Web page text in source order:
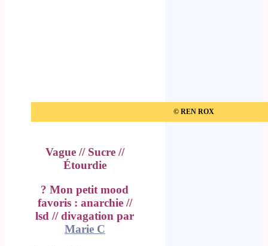
© REN ROX
Vague // Sucre //
Étourdie
? Mon petit mood
favoris : anarchie //
lsd // divagation par
Marie C